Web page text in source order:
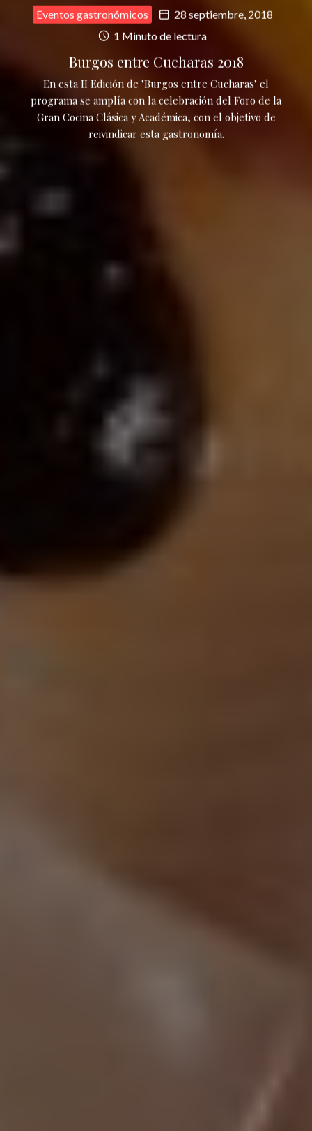
Eventos gastronómicos
28 septiembre, 2018
1 Minuto de lectura
Burgos entre Cucharas 2018
En esta II Edición de "Burgos entre Cucharas" el
programa se amplía con la celebración del Foro de la
Gran Cocina Clásica y Académica, con el objetivo de
reivindicar esta gastronomía.